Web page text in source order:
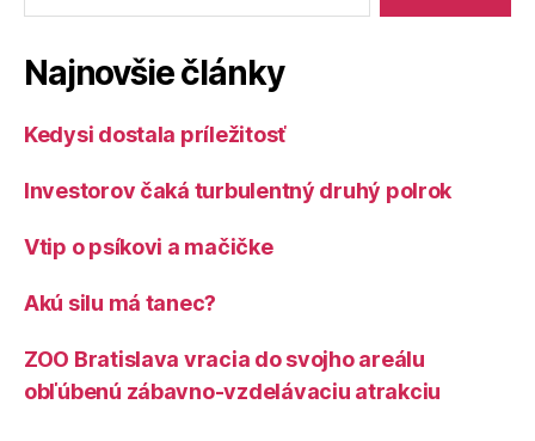
Najnovšie články
Kedysi dostala príležitosť
Investorov čaká turbulentný druhý polrok
Vtip o psíkovi a mačičke
Akú silu má tanec?
ZOO Bratislava vracia do svojho areálu
obľúbenú zábavno-vzdelávaciu atrakciu